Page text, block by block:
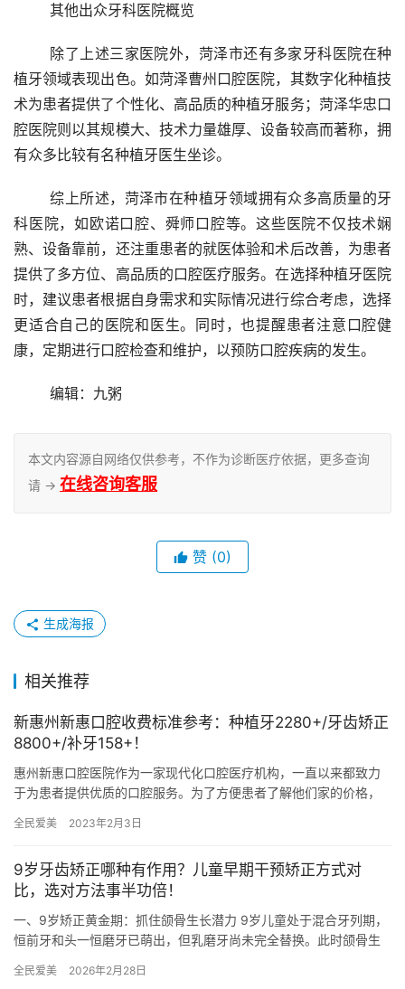
	其他出众牙科医院概览
植牙领域表现出色。如菏泽曹州口腔医院，其数字化种植技
术为患者提供了个性化、高品质的种植牙服务；菏泽华忠口
腔医院则以其规模大、技术力量雄厚、设备较高而著称，拥
有众多比较有名种植牙医生坐诊。
	综上所述，菏泽市在种植牙领域拥有众多高质量的牙
科医院，如欧诺口腔、舜师口腔等。这些医院不仅技术娴
熟、设备靠前，还注重患者的就医体验和术后改善，为患者
提供了多方位、高品质的口腔医疗服务。在选择种植牙医院
时，建议患者根据自身需求和实际情况进行综合考虑，选择
更适合自己的医院和医生。同时，也提醒患者注意口腔健
康，定期进行口腔检查和维护，以预防口腔疾病的发生。
	编辑：九粥
本文内容源自网络仅供参考，不作为诊断医疗依据，更多查询
请 → 在线咨询客服
赞 (0)
生成海报
相关推荐
新惠州新惠口腔收费标准参考：种植牙2280+/牙齿矫正
8800+/补牙158+！
惠州新惠口腔医院作为一家现代化口腔医疗机构，一直以来都致力
于为患者提供优质的口腔服务。为了方便患者了解他们家的价格，
齿…
全民爱美 2023年2月3日
9岁牙齿矫正哪种有作用？儿童早期干预矫正方式对
比，选对方法事半功倍！
一、9岁矫正黄金期：抓住颌骨生长潜力 9岁儿童处于混合牙列期，
恒前牙和头一恒磨牙已萌出，但乳磨牙尚未完全替换。此时颌骨生
如，…
全民爱美 2026年2月28日